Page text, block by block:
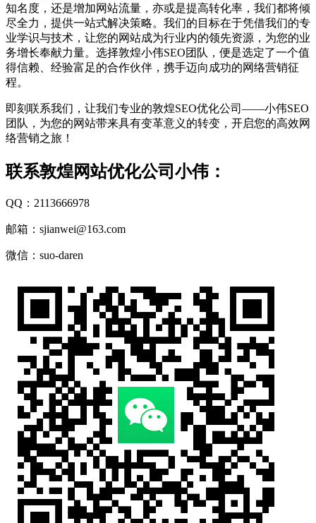
知名度，还是增加网站流量，亦或是提高转化率，我们都将倾
尽全力，提供一站式解决策略。我们的目标在于凭借我们的专
业学识与技术，让您的网站成为行业内的领先资源，为您的业
务增长奉献力量。选择敦煌小伟SEO团队，便是选定了一个值
得信赖、经验富足的合作伙伴，携手迈向成功的网络营销征
程。
即刻联系我们，让我们专业的敦煌SEO优化公司——小伟SEO
团队，为您的网站带来具有变革意义的转变，开启您的高效网
络营销之旅！
联系敦煌网站优化公司小伟：
QQ：2113666978
邮箱：sjianwei@163.com
微信：suo-daren